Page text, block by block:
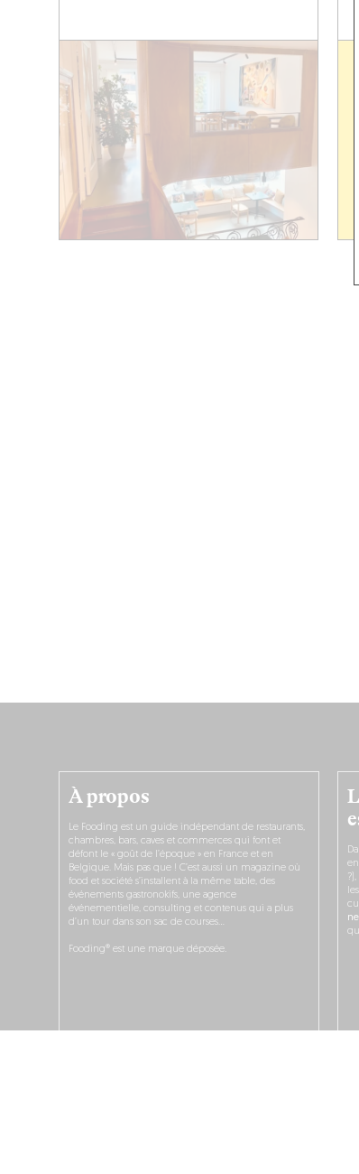
qu’
À propos
Le Fooding est un guide indépendant de restaurants,
chambres, bars, caves et commerces qui font et
défont le « goût de l’époque » en France et en
Belgique. Mais pas que ! C’est aussi un magazine où
food et société s’installent à la même table, des
événements gastronokifs, une agence
événementielle, consulting et contenus qui a plus
d’un tour dans son sac de courses…
Fooding® est une marque déposée.